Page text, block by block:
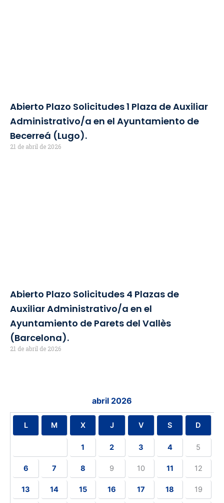
Abierto Plazo Solicitudes 1 Plaza de Auxiliar
Administrativo/a en el Ayuntamiento de
Becerreá (Lugo).
21 de abril de 2026
Abierto Plazo Solicitudes 4 Plazas de
Auxiliar Administrativo/a en el
Ayuntamiento de Parets del Vallès
(Barcelona).
21 de abril de 2026
abril 2026
L M X J V S D
1 2 3 4 5
6 7 8 9 10 11 12
13 14 15 16 17 18 19